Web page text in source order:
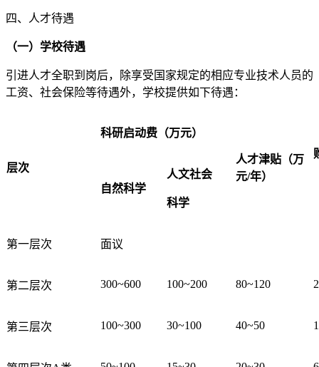
四、人才待遇
（一）学校待遇
引进人才全职到岗后，除享受国家规定的相应专业技术人员的
工资、社会保险等待遇外，学校提供如下待遇：
层次
科研启动费（万元）
人才津贴（万
元/年）
自然科学
人文社会
科学
第一层次 面议
第二层次 300~600 100~200 80~120
第三层次 100~300 30~100 40~50